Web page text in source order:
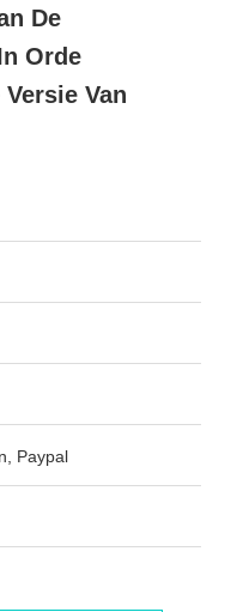
De
Orde
Van
Paypal